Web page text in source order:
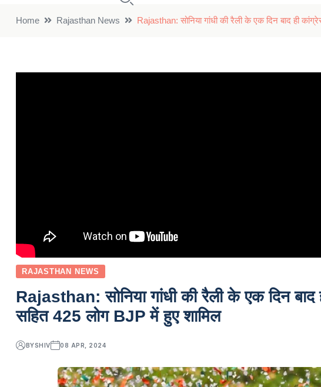
Home Rajasthan News Rajasthan: सोनिया गांधी की रैली के एक दिन बाद ही
RAJASTHAN NEWS
Rajasthan: सोनिया गांधी की रैली के एक दिन
सहित 425 लोग BJP में हुए शामिल
BYSHIV 08 APR, 2024